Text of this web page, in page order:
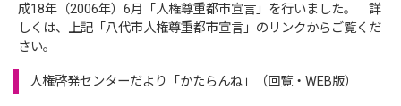
成18年（2006年）6月「人権尊重都市宣言」を行いました。 詳
しくは、上記「八代市人権尊重都市宣言」のリンクからご覧くだ
さい。
人権啓発センターだより「かたらんね」（回覧・WEB版）